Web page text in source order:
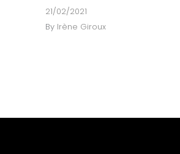
21/02/2021
By Irène Giroux